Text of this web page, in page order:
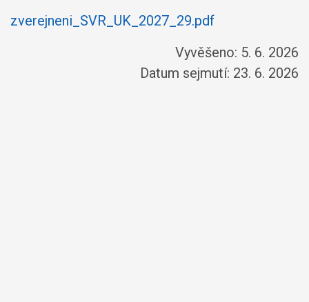
zverejneni_SVR_UK_2027_29.pdf
Vyvěšeno: 5. 6. 2026
Datum sejmutí: 23. 6. 2026